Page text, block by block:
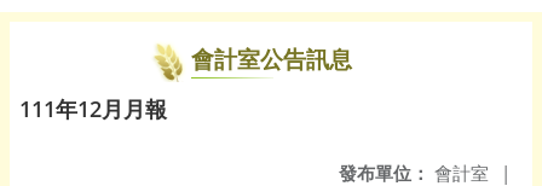
會計室公告訊息
111年12月月報
發布單位： 會計室 |